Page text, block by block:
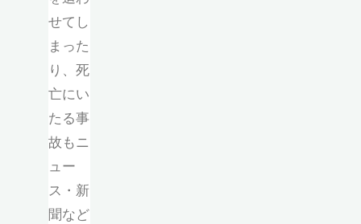
せてし
まった
り、死
亡にい
たる事
故もニ
ュー
ス・新
聞など